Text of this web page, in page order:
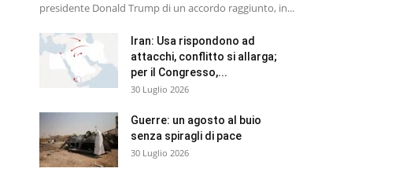
presidente Donald Trump di un accordo raggiunto, in...
Iran: Usa rispondono ad
attacchi, conflitto si allarga;
per il Congresso,...
30 Luglio 2026
Guerre: un agosto al buio
senza spiragli di pace
30 Luglio 2026